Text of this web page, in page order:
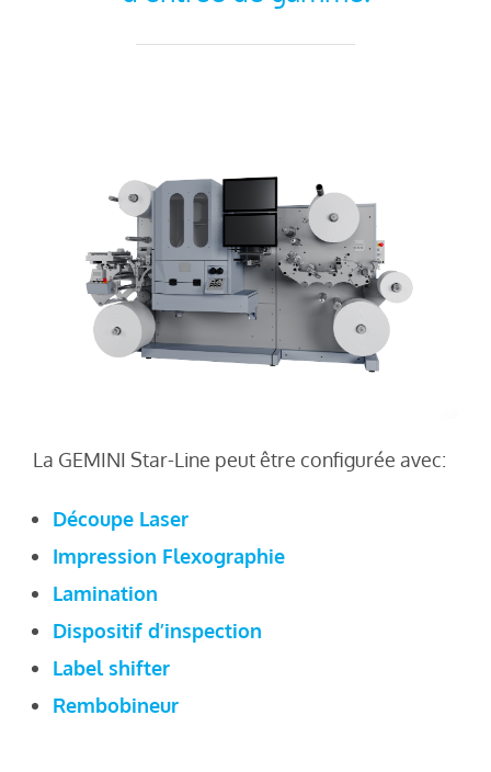
La GEMINI Star-Line peut être configurée avec:
Découpe Laser
Impression Flexographie
Lamination
Dispositif d’inspection
Label shifter
Rembobineur